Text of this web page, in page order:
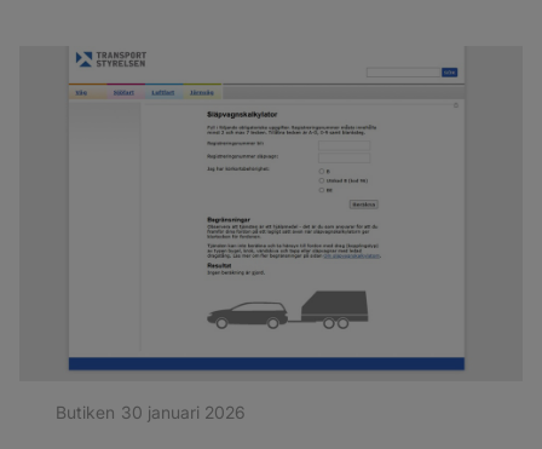
Butiken 30 januari 2026